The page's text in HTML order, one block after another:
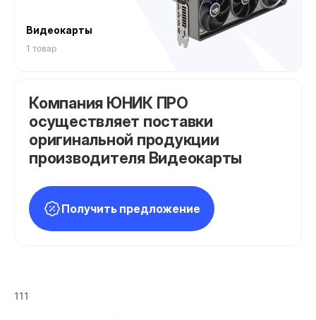
Видеокарты
1 товар
Компания ЮНИК ПРО
осуществляет поставки
оригинальной продукции
производителя Видеокарты
Получить предложение
111